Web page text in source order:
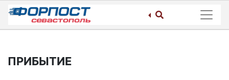
Skip
content
ПРИБЫТИЕ